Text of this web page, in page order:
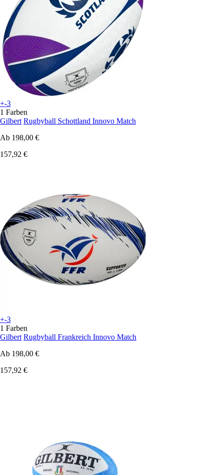
+-3
1 Farben
Gilbert Rugbyball Schottland Innovo Match
Ab 198,00 €
157,92 €
+-3
1 Farben
Gilbert Rugbyball Frankreich Innovo Match
Ab 198,00 €
157,92 €